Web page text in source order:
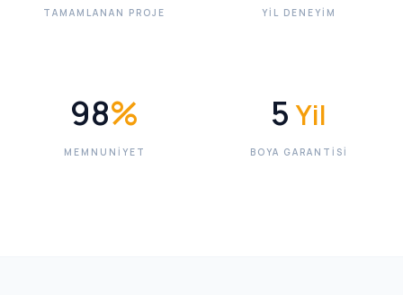
TAMAMLANAN PROJE YIL DENEYIM
98%
MEMNUNIYET
5 Yil
BOYA GARANTISI